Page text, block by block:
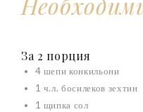
За 2 порция
4 шепи конкильони
1 ч.л. босилеков зехтин
1 щипка сол